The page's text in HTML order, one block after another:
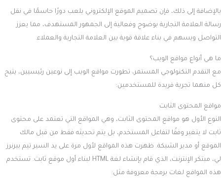
بالإضافة إلى ذلك، فإن تصميم الموقع الإلكتروني يلعب دورًا حاسمًا في نقل
رسالة العلامة التجارية بوضوح وفعالية إلى الجمهور المستهدف، مما يعزز
التواصل ويسهم في بناء علاقة قوية بين العلامة التجارية والعملاء.
ما هي أنواع مواقع الويب؟
مع التقدم التكنولوجي المستمر، تطورت مواقع الويب إلى نوعين رئيسيين، يتيح
كل منهما تجربة فريدة للمستخدمين:
مواقع المحتوى الثابت
النوع الأول هو مواقع المحتوى الثابت، وهي المواقع التي تعتمد على محتوى
ثابت لا يتغير وفقًا لتفاعل المستخدم، بل يتم تحديثه فقط من قبل مالك
الموقع أو مدير الشبكة. ظهرت هذه المواقع لأول مرة على يد السير تيم بيرنرز
لي، مبتكر الإنترنت، الذي قام بإنشاء لغة HTML لبناء أول موقع ثابت. تستخدم
هذه المواقع لغات برمجة معروفة مثل: